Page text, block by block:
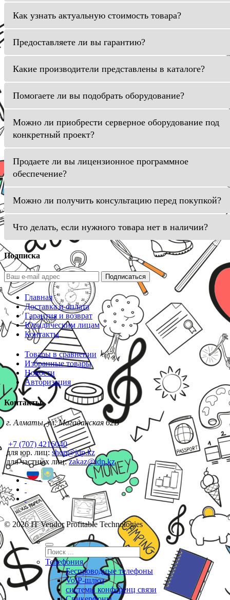
Как узнать актуальную стоимость товара?
Предоставляете ли вы гарантию?
Какие производители представлены в каталоге?
Помогаете ли вы подобрать оборудование?
Можно ли приобрести серверное оборудование под
конкретный проект?
Продаете ли вы лицензионное программное
обеспечение?
Можно ли получить консультацию перед покупкой?
Что делать, если нужного товара нет в наличии?
Подписка
Подписаться
Главная
Доставка и оплата
Гарантия и возврат
Юридическим лицам
Контакты
Товары в сравнении
Избранные товары
Новости
Авторизация
Контакты
г. Алматы, ул. Магаданская 62В
+7 (707) 4216040
для юр. лиц: shop@idp.kz
для частных лиц:zakaz@idp.kz
© 2026 IT Vendor Profitable Technologies
Телефония
Беспроводные телефоны
VoIP-шлюз
системы конференц связи